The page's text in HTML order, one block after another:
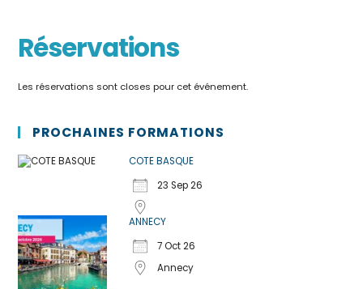
Réservations
Les réservations sont closes pour cet événement.
PROCHAINES FORMATIONS
COTE BASQUE
23 Sep 26
ANNECY
7 Oct 26
Annecy